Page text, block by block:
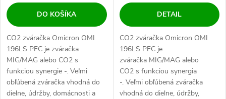
DO KOŠÍKA
CO2 zváračka Omicron OMI
196LS PFC je zváračka
MIG/MAG alebo CO2 s
funkciou synergie -. Veľmi
obľúbená zváračka vhodná do
dielne, údržby, domácnosti a
DETAIL
CO2 zváračka Omicron OMI
196LS PFC je
zváračka MIG/MAG alebo
CO2 s funkciou synergia
-. Veľmi obľúbená zváračka
vhodná do dielne, údržby,